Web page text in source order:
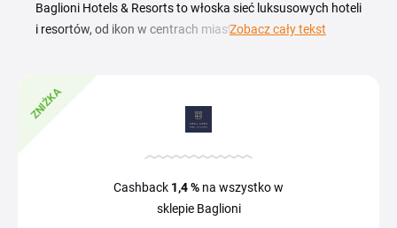
Baglioni Hotels & Resorts to włoska sieć luksusowych hoteli
i resortów, od ikon w centrach miast, przez nadmorskie
kodem rabatowym Baglioni zarezerwujesz pobyt w lepszej
cenie, a sezonowe promocje obniżają koszt apartamentów i
pakietów ze śniadaniem. Na tej stronie znajdziesz aktualny
przegląd kuponów i zniżek dla Baglioni. Zniżka potrafi
warto sprawdzić warunki danej oferty przed rezerwacją.
Kod rabatowy Baglioni wklejasz ręcznie w koszyku podczas
Zobacz cały tekst
ZNIŻKA
Cashback 1,4 % na wszystko w
sklepie Baglioni